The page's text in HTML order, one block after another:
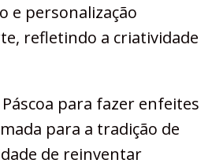
e personalização
refletindo a criatividade
para fazer enfeites
para a tradição de
de reinventar